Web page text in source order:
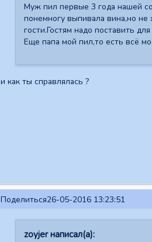
Муж пил первые 3 года нашей
понемногу выпивала вина,но
гости.Гостям надо поставить
Еще папа мой пил,то есть всё
и как ты справлялась ?
Поделиться26-05-2016 13:23:51
zoyjer написал(а):